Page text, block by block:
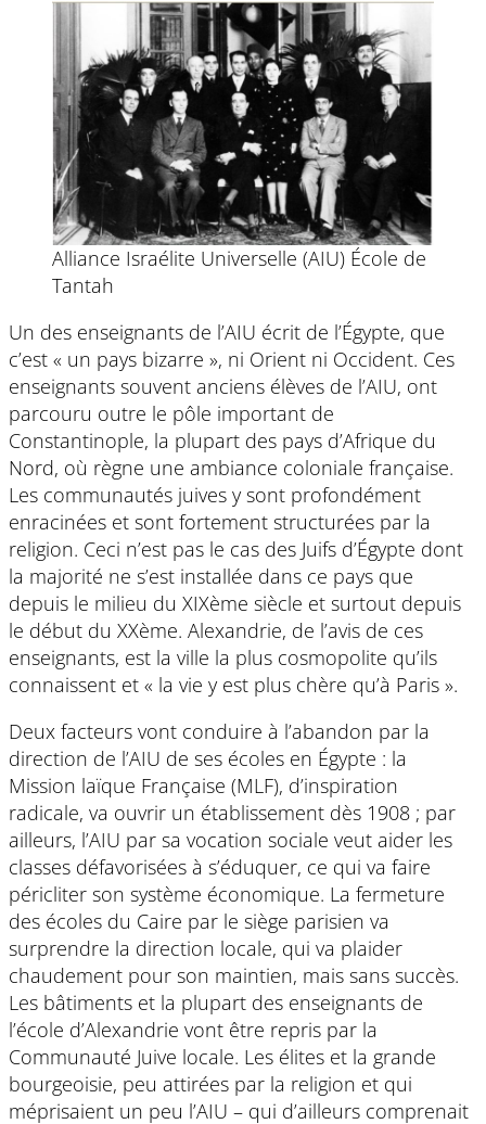
Alliance Israélite Universelle (AIU) École de
Tantah
Un des enseignants de l’AIU écrit de l’Égypte, que
c’est « un pays bizarre », ni Orient ni Occident. Ces
enseignants souvent anciens élèves de l’AIU, ont
parcouru outre le pôle important de
Constantinople, la plupart des pays d’Afrique du
Nord, où règne une ambiance coloniale française.
Les communautés juives y sont profondément
enracinées et sont fortement structurées par la
religion. Ceci n’est pas le cas des Juifs d’Égypte dont
la majorité ne s’est installée dans ce pays que
depuis le milieu du XIXème siècle et surtout depuis
le début du XXème. Alexandrie, de l’avis de ces
enseignants, est la ville la plus cosmopolite qu’ils
connaissent et « la vie y est plus chère qu’à Paris ».
Deux facteurs vont conduire à l’abandon par la
direction de l’AIU de ses écoles en Égypte : la
Mission laïque Française (MLF), d’inspiration
radicale, va ouvrir un établissement dès 1908 ; par
ailleurs, l’AIU par sa vocation sociale veut aider les
classes défavorisées à s’éduquer, ce qui va faire
péricliter son système économique. La fermeture
des écoles du Caire par le siège parisien va
surprendre la direction locale, qui va plaider
chaudement pour son maintien, mais sans succès.
Les bâtiments et la plupart des enseignants de
l’école d’Alexandrie vont être repris par la
Communauté Juive locale. Les élites et la grande
bourgeoisie, peu attirées par la religion et qui
méprisaient un peu l’AIU – qui d’ailleurs comprenait